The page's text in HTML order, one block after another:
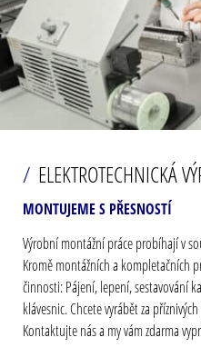
ELEKTROTECHNICKÁ
MONTUJEME S PŘESNOSTÍ
Výrobní montážní práce probíhají v
Kromě montážních a kompletačních
činnosti: Pájení, lepení, sestavování
klávesnic. Chcete vyrábět za
Kontaktujte nás a my vám zdarma